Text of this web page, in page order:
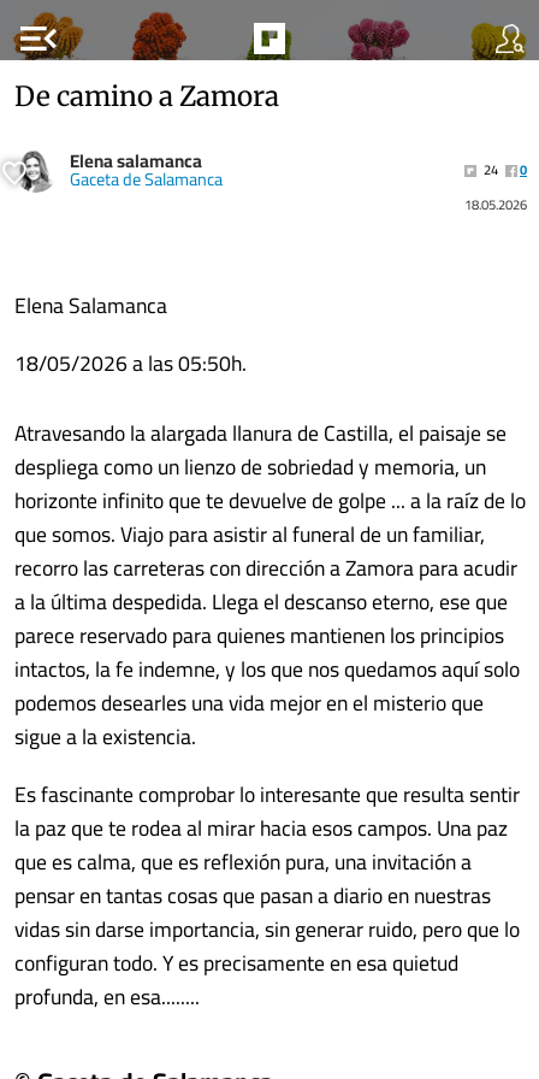
menu_open
De camino a Zamora
Elena salamanca
Gaceta de Salamanca 24
0
18.05.2026
Elena Salamanca
18/05/2026 a las 05:50h.
Atravesando la alargada llanura de Castilla, el paisaje se
despliega como un lienzo de sobriedad y memoria, un
horizonte infinito que te devuelve de golpe ... a la raíz de lo
que somos. Viajo para asistir al funeral de un familiar,
recorro las carreteras con dirección a Zamora para acudir
a la última despedida. Llega el descanso eterno, ese que
parece reservado para quienes mantienen los principios
intactos, la fe indemne, y los que nos quedamos aquí solo
podemos desearles una vida mejor en el misterio que
sigue a la existencia.
Es fascinante comprobar lo interesante que resulta sentir
la paz que te rodea al mirar hacia esos campos. Una paz
que es calma, que es reflexión pura, una invitación a
pensar en tantas cosas que pasan a diario en nuestras
vidas sin darse importancia, sin generar ruido, pero que lo
configuran todo. Y es precisamente en esa quietud
profunda, en esa........